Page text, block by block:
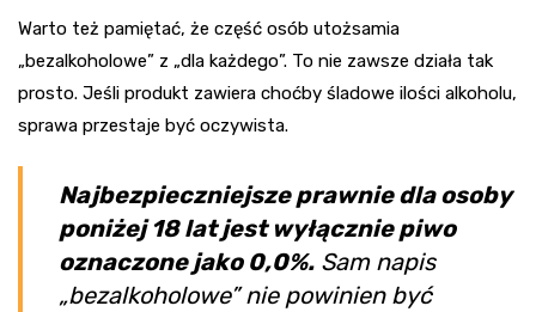
Warto też pamiętać, że część osób utożsamia
„bezalkoholowe” z „dla każdego”. To nie zawsze działa tak
prosto. Jeśli produkt zawiera choćby śladowe ilości alkoholu,
sprawa przestaje być oczywista.
Najbezpieczniejsze prawnie dla osoby
poniżej 18 lat jest wyłącznie piwo
oznaczone jako 0,0%. Sam napis
„bezalkoholowe” nie powinien być